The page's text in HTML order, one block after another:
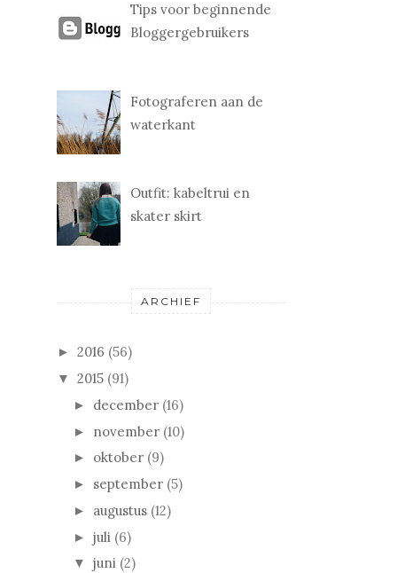
Tips voor beginnende
Bloggergebruikers
Fotograferen aan de
waterkant
Outfit: kabeltrui en
skater skirt
ARCHIEF
► 2016 (56)
▼ 2015 (91)
► december (16)
► november (10)
► oktober (9)
► september (5)
► augustus (12)
► juli (6)
▼ juni (2)